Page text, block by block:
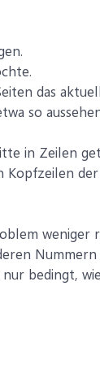
das
so
in Zeilen
weniger
bedingt,